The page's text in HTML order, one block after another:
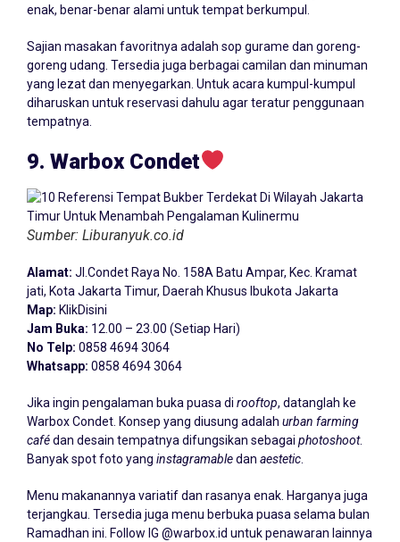
enak, benar-benar alami untuk tempat berkumpul.
Sajian masakan favoritnya adalah sop gurame dan goreng-
goreng udang. Tersedia juga berbagai camilan dan minuman
yang lezat dan menyegarkan. Untuk acara kumpul-kumpul
diharuskan untuk reservasi dahulu agar teratur penggunaan
tempatnya.
9. Warbox Condet
Sumber: Liburanyuk.co.id
Alamat: Jl.Condet Raya No. 158A Batu Ampar, Kec. Kramat
jati, Kota Jakarta Timur, Daerah Khusus Ibukota Jakarta
Map: KlikDisini
Jam Buka: 12.00 – 23.00 (Setiap Hari)
No Telp: 0858 4694 3064
Whatsapp: 0858 4694 3064
Jika ingin pengalaman buka puasa di rooftop, datanglah ke
Warbox Condet. Konsep yang diusung adalah urban farming
cafédan desain tempatnya difungsikan sebagai photoshoot.
Banyak spot foto yang instagramabledan aestetic
Menu makanannya variatif dan rasanya enak. Harganya juga
terjangkau. Tersedia juga menu berbuka puasa selama bulan
Ramadhan ini. Follow IG @warbox.id untuk penawaran lainnya